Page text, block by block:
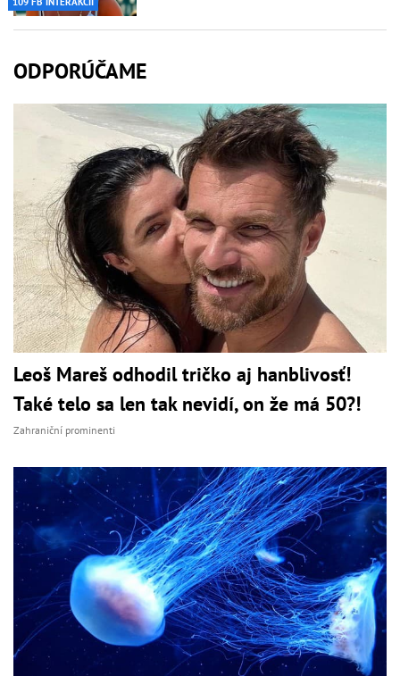
ODPORÚČAME
Leoš Mareš odhodil tričko aj hanblivosť!
Také telo sa len tak nevidí, on že má 50?!
Zahraniční prominenti